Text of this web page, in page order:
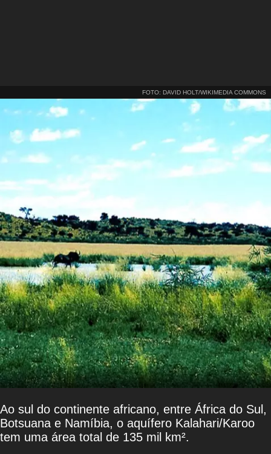
FOTO: DAVID HOLT/WIKIMEDIA COMMONS
Ao sul do continente africano, entre África do Sul,
Botsuana e Namíbia, o aquífero Kalahari/Karoo
tem uma área total de 135 mil km².